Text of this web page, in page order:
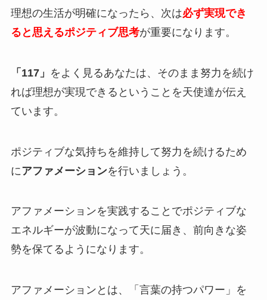
理想の生活が明確になったら、次は必ず実現でき
ると思えるポジティブ思考が重要になります。
「117」 をよく見るあなたは、そのまま努力を続け
れば理想が実現できるということを天使達が伝え
ています。
ポジティブな気持ちを維持して努力を続けるため
にアファメーションを行いましょう。
アファメーションを実践することでポジティブな
エネルギーが波動になって天に届き、前向きな姿
勢を保てるようになります。
アファメーションとは、「言葉の持つパワー」を